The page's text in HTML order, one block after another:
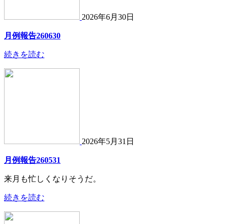
2026年6月30日
月例報告260630
続きを読む
2026年5月31日
月例報告260531
来月も忙しくなりそうだ。
続きを読む